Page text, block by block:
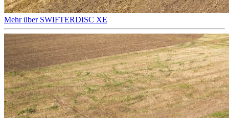
Mehr über SWIFTERDISC XE